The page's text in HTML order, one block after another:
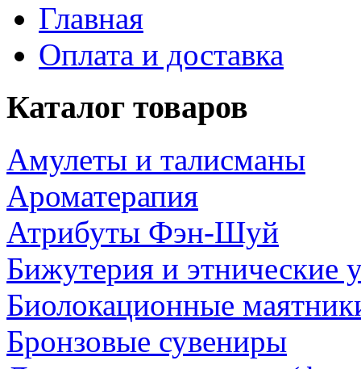
Главная
Оплата и доставка
Каталог товаров
Амулеты и талисманы
Ароматерапия
Атрибуты Фэн-Шуй
Бижутерия и этнические
Биолокационные
Бронзовые сувениры